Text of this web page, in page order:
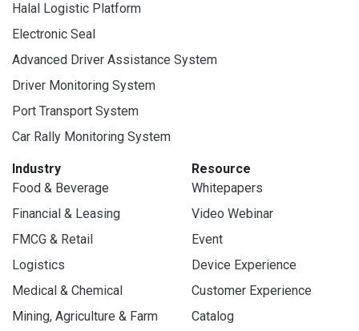
Halal Logistic Platform
Electronic Seal
Advanced Driver Assistance System
Driver Monitoring System
Port Transport System
Car Rally Monitoring System
Industry
Food & Beverage
Financial & Leasing
FMCG & Retail
Logistics
Medical & Chemical
Mining, Agriculture & Farm
Resource
Whitepapers
Video Webinar
Event
Device Experience
Customer Experience
Catalog